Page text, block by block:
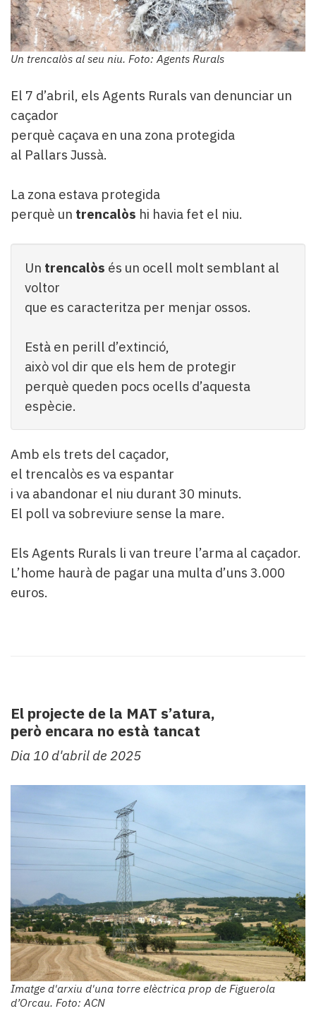
Un trencalòs al seu niu. Foto: Agents Rurals
El 7 d’abril, els Agents Rurals van denunciar un
caçador
perquè caçava en una zona protegida
al Pallars Jussà.
La zona estava protegida
perquè un trencalòs hi havia fet el niu.
Un trencalòs és un ocell molt semblant al
voltor
que es caracteritza per menjar ossos.
Està en perill d’extinció,
això vol dir que els hem de protegir
perquè queden pocs ocells d’aquesta
espècie.
Amb els trets del caçador,
el trencalòs es va espantar
i va abandonar el niu durant 30 minuts.
El poll va sobreviure sense la mare.
Els Agents Rurals li van treure l’arma al caçador.
L’home haurà de pagar una multa d’uns 3.000
euros.
El projecte de la MAT s’atura,
però encara no està tancat
Dia 10 d'abril de 2025
Imatge d'arxiu d'una torre elèctrica prop de Figuerola
d’Orcau. Foto: ACN